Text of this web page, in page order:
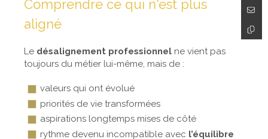
Comprendre ce qui n'est plus
aligné
Le désalignement professionnel ne vient pas
toujours du métier lui-même, mais de :
valeurs qui ont évolué
priorités de vie transformées
aspirations longtemps mises de côté
rythme devenu incompatible avec l’équilibre